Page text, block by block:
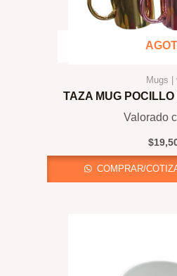
Mugs |
TAZA MUG
Valorado
$
COMPRAR/